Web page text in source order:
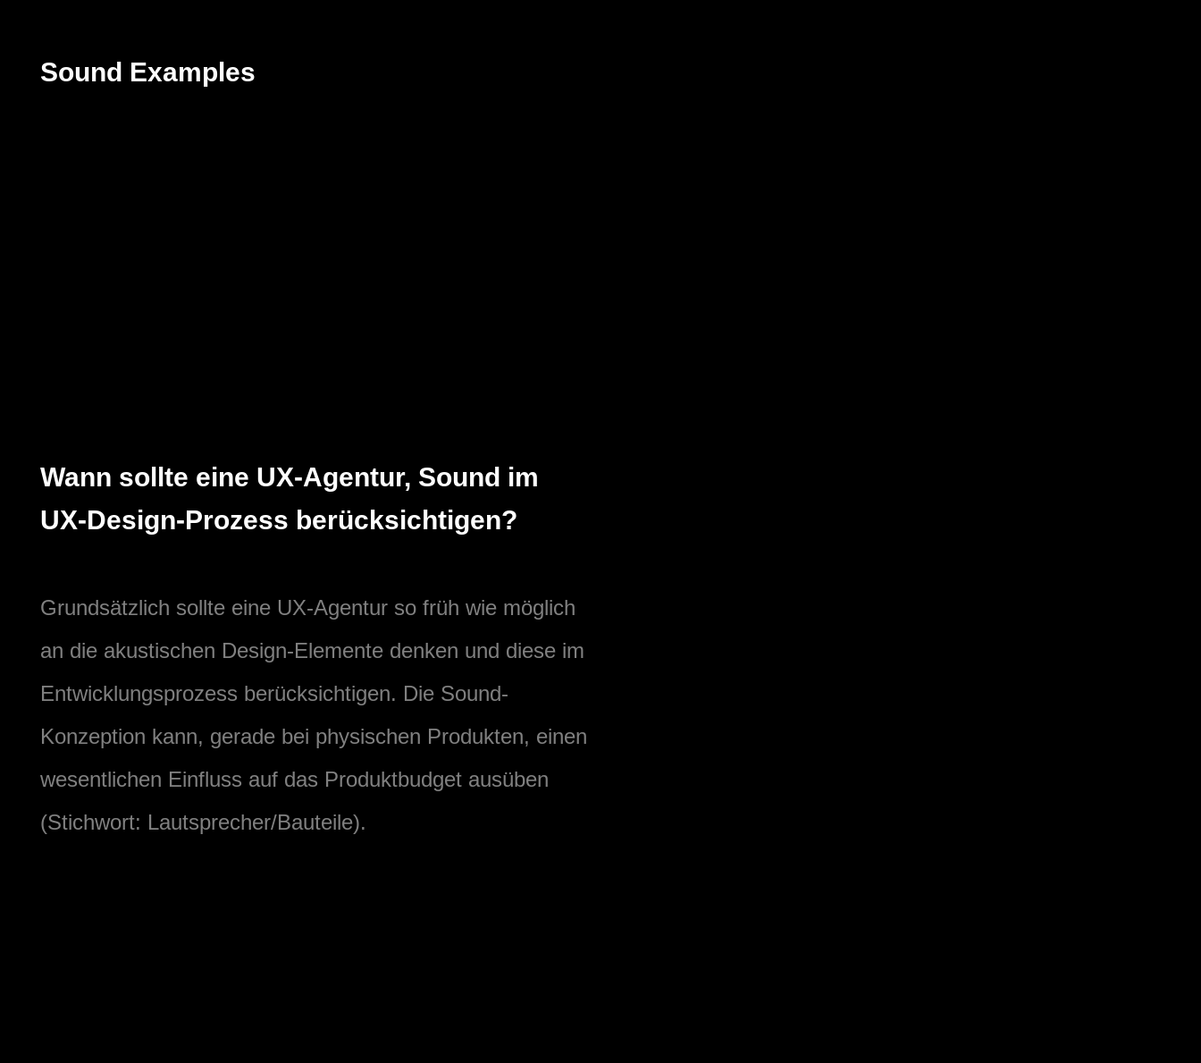
Sound Examples
Wann sollte eine UX-Agentur, Sound im
UX-Design-Prozess berücksichtigen?
Grundsätzlich sollte eine UX-Agentur so früh wie möglich
an die akustischen Design-Elemente denken und diese im
Entwicklungsprozess berücksichtigen. Die Sound-
Konzeption kann, gerade bei physischen Produkten, einen
wesentlichen Einfluss auf das Produktbudget ausüben
(Stichwort: Lautsprecher/Bauteile).